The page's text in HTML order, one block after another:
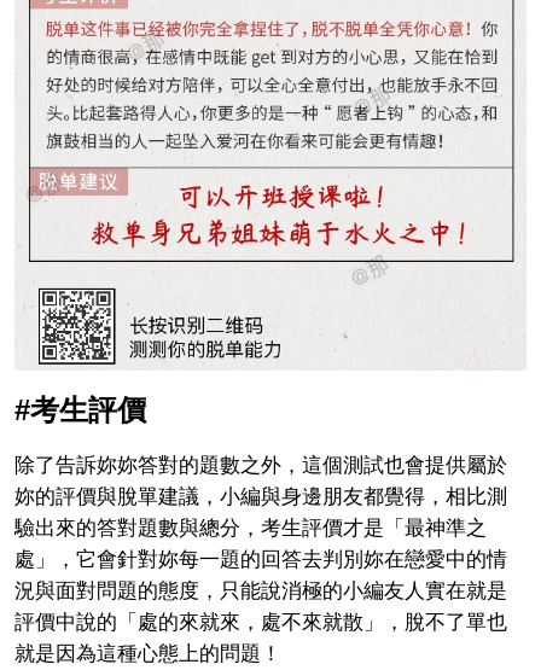
#考生評價
除了告訴妳妳答對的題數之外，這個測試也會提供屬於
妳的評價與脫單建議，小編與身邊朋友都覺得，相比測
驗出來的答對題數與總分，考生評價才是「最神準之
處」，它會針對妳每一題的回答去判別妳在戀愛中的情
況與面對問題的態度，只能說消極的小編友人實在就是
評價中說的「處的來就來，處不來就散」，脫不了單也
就是因為這種心態上的問題！